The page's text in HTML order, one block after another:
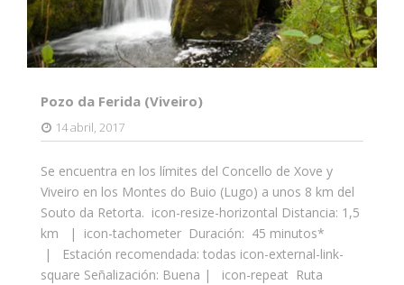
Pozo da Ferida (Viveiro)
14 abril, 2017
Se encuentra en los límites del Concello de Xove y
Viveiro en los Montes do Buio (Lugo) a unos 8 km del
Souto da Retorta. icon-resize-horizontal Distancia: 1,5
km | icon-tachometer Duración: 45 minutos*
| Estación recomendada: todas icon-external-link-
square Señalización: Buena | icon-repeat Ruta